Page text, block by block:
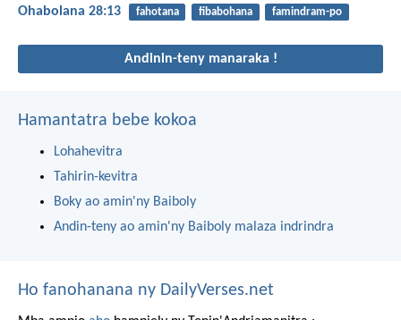
Ohabolana 28:13 fahotana fibabohana famindram-po
Andinin-teny manaraka !
Hamantatra bebe kokoa
Lohahevitra
Tahirin-kevitra
Boky ao amin'ny Baiboly
Andin-teny ao amin'ny Baiboly malaza indrindra
Ho fanohanana ny DailyVerses.net